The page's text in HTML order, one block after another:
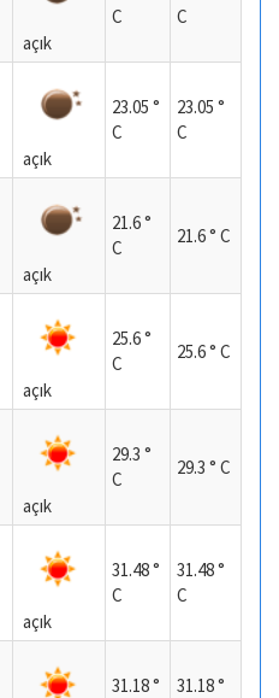
açık
C
C
açık
23.05 °
C
23.05 °
C
açık
21.6 °
C
21.6 ° C
açık
25.6 °
C
25.6 ° C
açık
29.3 °
C
29.3 ° C
açık
31.48 °
C
31.48 °
C
31.18 °
31.18 °